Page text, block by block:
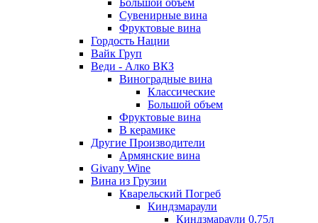
Большой объем
Сувенирные вина
Фруктовые вина
Гордость Нации
Вайк Груп
Веди - Алко ВКЗ
Виноградные вина
Классические
Большой объем
Фруктовые вина
В керамике
Другие Производители
Армянские вина
Givany Wine
Вина из Грузии
Кварельский Погреб
Киндзмараули
Киндзмараули 0,75л